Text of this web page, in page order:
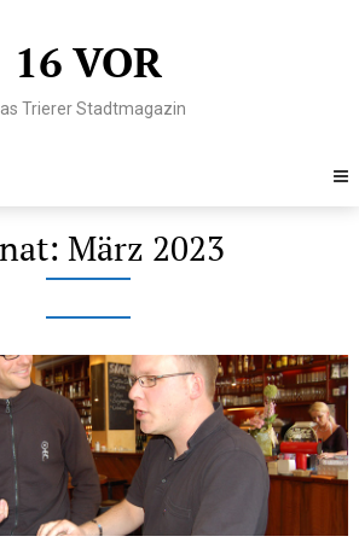
16 VOR
Trierer Stadtmagazin
März 2023